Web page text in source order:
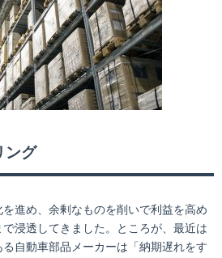
ング
進め、余剰なものを削いで利益を高め
浸透してきました。ところが、最近は
自動車部品メーカーは「納期遅れをす